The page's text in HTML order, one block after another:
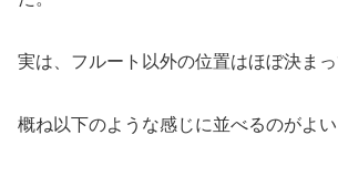
実は、フルート以外の位置はほぼ決まっ
概ね以下のような感じに並べるのがよい